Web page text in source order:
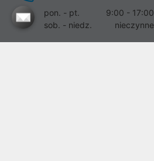
pon. - pt.
9:00 - 17:00
sob. - niedz.
nieczynne